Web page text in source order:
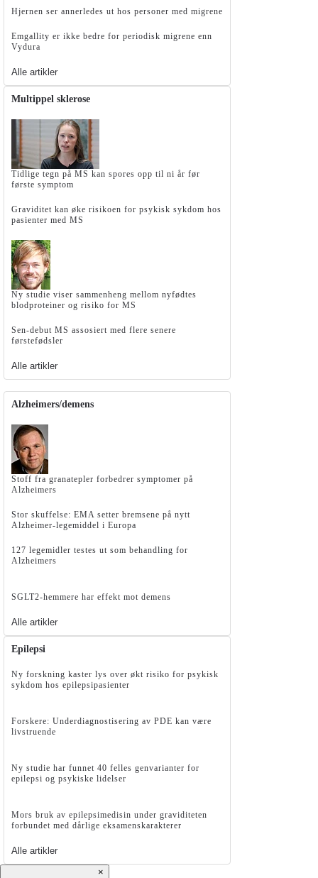
Hjernen ser annerledes ut hos personer med migrene
Emgallity er ikke bedre for periodisk migrene enn
Vydura
Alle artikler
Multippel sklerose
Tidlige tegn på MS kan spores opp til ni år før
første symptom
Graviditet kan øke risikoen for psykisk sykdom hos
pasienter med MS
Ny studie viser sammenheng mellom nyfødtes
blodproteiner og risiko for MS
Sen-debut MS assosiert med flere senere
førstefødsler
Alle artikler
Alzheimers/demens
Stoff fra granatepler forbedrer symptomer på
Alzheimers
Stor skuffelse: EMA setter bremsene på nytt
Alzheimer-legemiddel i Europa
127 legemidler testes ut som behandling for
Alzheimers
SGLT2-hemmere har effekt mot demens
Alle artikler
Epilepsi
Ny forskning kaster lys over økt risiko for psykisk
sykdom hos epilepsipasienter
Forskere: Underdiagnostisering av PDE kan være
livstruende
Ny studie har funnet 40 felles genvarianter for
epilepsi og psykiske lidelser
Mors bruk av epilepsimedisin under graviditeten
forbundet med dårlige eksamenskarakterer
Alle artikler
×